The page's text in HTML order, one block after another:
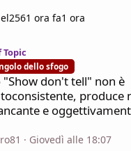
1 ora fa1 ora
Topic
dello sfogo
"Show don't tell" non è
produce
e
· Giovedì alle 18:07